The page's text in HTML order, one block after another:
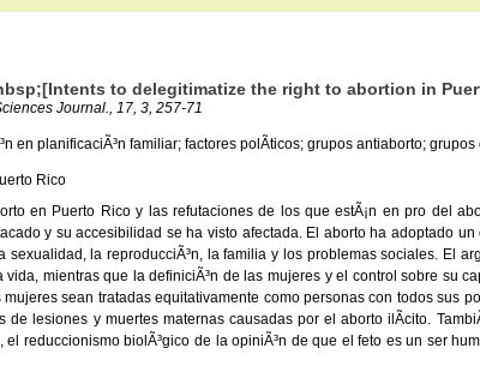
to delegitimatize the right to abortion in
Journal., 17, 3, 257-71
en planificaciÃ³n familiar; factores polÃ­ticos; grupos antiaborto;
Rico
en Puerto Rico y las refutaciones de los que estÃ¡n en pro del
y su accesibilidad se ha visto afectada. El aborto ha adoptado
la reproducciÃ³n, la familia y los problemas sociales. El
mientras que la definiciÃ³n de las mujeres y el control sobre su
sean tratadas equitativamente como personas con todos sus
lesiones y muertes maternas causadas por el aborto ilÃ­cito.
reduccionismo biolÃ³gico de la opiniÃ³n de que el feto es un ser